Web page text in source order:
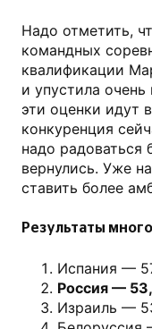
Надо отметить,
командных
квалификации
и упустила
эти оценки идут
конкуренция
надо радоваться
вернулись. Уже
ставить более
Результаты
Испания —
Россия —
Израиль —